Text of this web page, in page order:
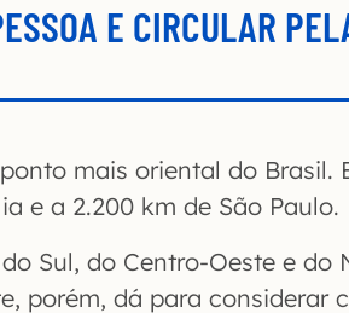
E CIRCULAR
mais oriental do Brasil.
e a 2.200 km de São Paulo.
Sul, do Centro-Oeste e do
porém, dá para considerar